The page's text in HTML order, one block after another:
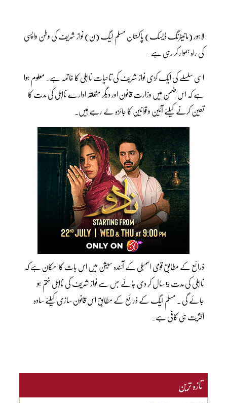
لاہور (مانیٹرنگ ڈیسک) پاکستان مسلم لیگ (ن) نواز شریف کی وطن واپسی
کی راہ ہموار کر رہی ہے۔
اسی سلسلے کی ایک کڑی نواز شریف کی تاحیات نااہلی کا خاتمہ ہے۔ معلوم ہوا
ہے کہ اس ضمن میں وزارت قانون اور دیگر متعلقہ ادارے نااہلی کی مدت کا
تعین کرنے کیلئے آئین و قوانین کا جائزہ لے رہے ہیں۔
ذرائع کے مطابق قومی اسمبلی کے آئندہ سیشن میں اس بات کا امکان ہے کہ
نااہلی کی مدت 5 سال کر دی جائے جس سے نواز شریف کی نااہلی ختم ہو
جائے گی ۔ مسلم لیگ کے ذرائع کے مطابق اس قانون سازی کیلئے سادہ
اکثریت ہی کافی ہے۔
تازہ ترین